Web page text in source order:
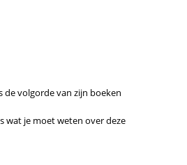
de volgorde van zijn boeken
wat je moet weten over deze